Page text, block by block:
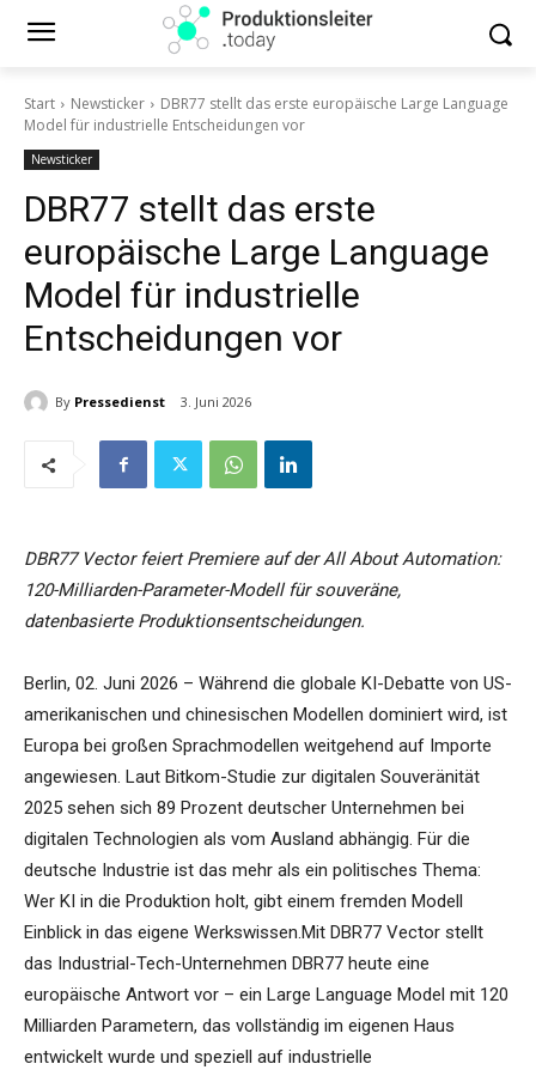
Start Newsticker
DBR77 stellt das erste europäische Large Language
Model für industrielle Entscheidungen vor
Newsticker
DBR77 stellt das erste
europäische Large Language
Model für industrielle
Entscheidungen vor
By Pressedienst 3. Juni 2026
DBR77 Vector feiert Premiere auf der All About Automation:
120-Milliarden-Parameter-Modell für souveräne,
datenbasierte Produktionsentscheidungen.
Berlin, 02. Juni 2026 – Während die globale KI-Debatte von US-
amerikanischen und chinesischen Modellen dominiert wird, ist
Europa bei großen Sprachmodellen weitgehend auf Importe
angewiesen. Laut Bitkom-Studie zur digitalen Souveränität
2025 sehen sich 89 Prozent deutscher Unternehmen bei
digitalen Technologien als vom Ausland abhängig. Für die
deutsche Industrie ist das mehr als ein politisches Thema:
Wer KI in die Produktion holt, gibt einem fremden Modell
Einblick in das eigene Werkswissen.Mit DBR77 Vector stellt
das Industrial-Tech-Unternehmen DBR77 heute eine
europäische Antwort vor – ein Large Language Model mit 120
Milliarden Parametern, das vollständig im eigenen Haus
entwickelt wurde und speziell auf industrielle